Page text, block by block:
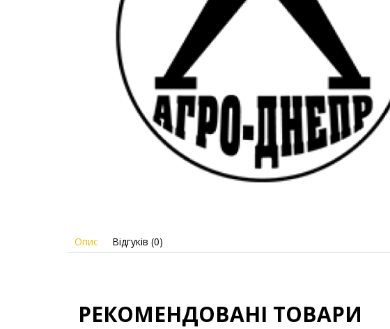
Опис Відгуків (0)
РЕКОМЕНДОВАНІ ТОВАРИ